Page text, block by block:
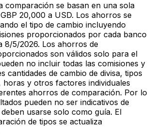
comparación se basan en una sola
20,000 a USD. Los ahorros se
el tipo de cambio incluyendo
proporcionados por cada banco
8/5/2026. Los ahorros de
son válidos solo para el
no incluir todas las comisiones y
cantidades de cambio de divisa, tipos
horas y otros factores individuales
ahorros de comparación. Por lo
pueden no ser indicativos de
usarse solo como guía. El
de tipos se actualiza